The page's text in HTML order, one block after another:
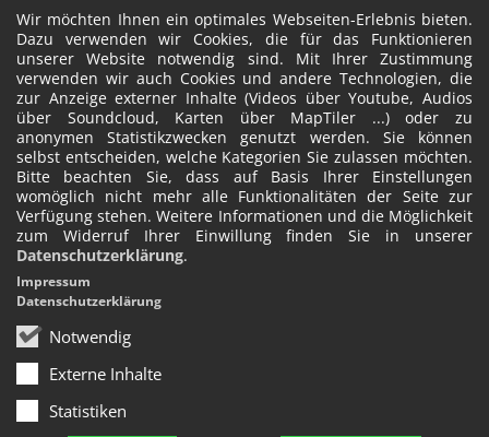
Wir möchten Ihnen ein optimales Webseiten-Erlebnis bieten.
Dazu verwenden wir Cookies, die für das Funktionieren
unserer Website notwendig sind. Mit Ihrer Zustimmung
verwenden wir auch Cookies und andere Technologien, die
zur Anzeige externer Inhalte (Videos über Youtube, Audios
über Soundcloud, Karten über MapTiler ...) oder zu
anonymen Statistikzwecken genutzt werden. Sie können
selbst entscheiden, welche Kategorien Sie zulassen möchten.
Bitte beachten Sie, dass auf Basis Ihrer Einstellungen
womöglich nicht mehr alle Funktionalitäten der Seite zur
Verfügung stehen. Weitere Informationen und die Möglichkeit
zum Widerruf Ihrer Einwillung finden Sie in unserer
Datenschutzerklärung.
Notwendig
Externe Inhalte
Statistiken
Impressum
Datenschutzerklärung